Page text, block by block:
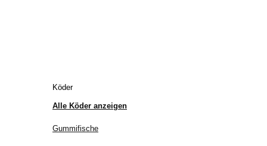
Köder
Alle Köder anzeigen
Gummifische